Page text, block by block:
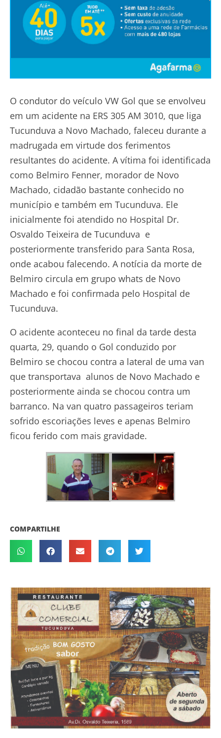
O condutor do veículo VW Gol que se envolveu
em um acidente na ERS 305 AM 3010, que liga
Tucunduva a Novo Machado, faleceu durante a
madrugada em virtude dos ferimentos
resultantes do acidente. A vítima foi identificada
como Belmiro Fenner, morador de Novo
Machado, cidadão bastante conhecido no
município e também em Tucunduva. Ele
inicialmente foi atendido no Hospital Dr.
Osvaldo Teixeira de Tucunduva e
posteriormente transferido para Santa Rosa,
onde acabou falecendo. A notícia da morte de
Belmiro circula em grupo whats de Novo
Machado e foi confirmada pelo Hospital de
Tucunduva.
O acidente aconteceu no final da tarde desta
quarta, 29, quando o Gol conduzido por
Belmiro se chocou contra a lateral de uma van
que transportava alunos de Novo Machado e
posteriormente ainda se chocou contra um
barranco. Na van quatro passageiros teriam
sofrido escoriações leves e apenas Belmiro
ficou ferido com mais gravidade.
COMPARTILHE